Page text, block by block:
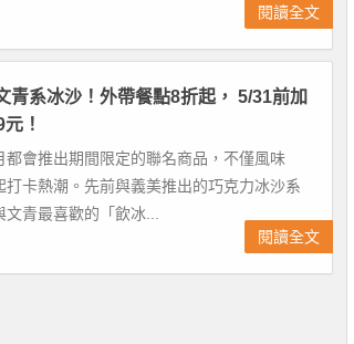
閱讀全文
青系冰沙！外帶餐點8折起， 5/31前加
！
會推出期間限定的聯名商品，不僅風味
卡熱潮。先前與義美推出的巧克力冰沙系
青最喜歡的「飲冰...
閱讀全文